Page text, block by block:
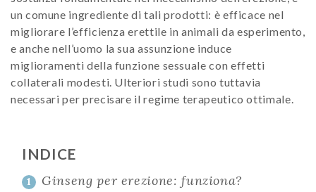
un comune ingrediente di tali prodotti: è efficace nel
migliorare l’efficienza erettile in animali da esperimento,
e anche nell’uomo la sua assunzione induce
miglioramenti della funzione sessuale con effetti
collaterali modesti. Ulteriori studi sono tuttavia
necessari per precisare il regime terapeutico ottimale.
INDICE
1 Ginseng per erezione: funziona?